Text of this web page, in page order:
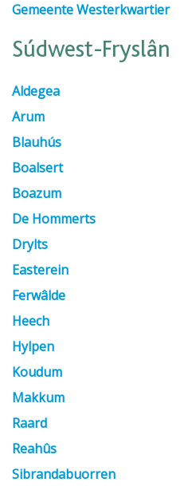
Gemeente Westerkwartier
Súdwest-Fryslân
Aldegea
Arum
Blauhús
Boalsert
Boazum
De Hommerts
Drylts
Easterein
Ferwâlde
Heech
Hylpen
Koudum
Makkum
Raard
Reahûs
Sibrandabuorren